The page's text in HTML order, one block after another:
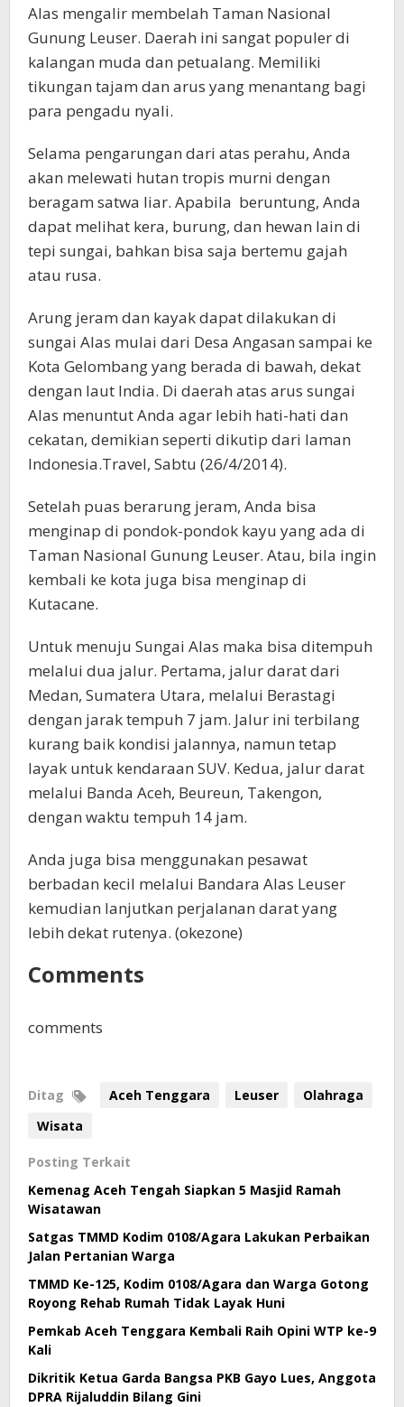
Alas mengalir membelah Taman Nasional
Gunung Leuser. Daerah ini sangat populer di
kalangan muda dan petualang. Memiliki
tikungan tajam dan arus yang menantang bagi
para pengadu nyali.
Selama pengarungan dari atas perahu, Anda
akan melewati hutan tropis murni dengan
beragam satwa liar. Apabila beruntung, Anda
dapat melihat kera, burung, dan hewan lain di
tepi sungai, bahkan bisa saja bertemu gajah
atau rusa.
Arung jeram dan kayak dapat dilakukan di
sungai Alas mulai dari Desa Angasan sampai ke
Kota Gelombang yang berada di bawah, dekat
dengan laut India. Di daerah atas arus sungai
Alas menuntut Anda agar lebih hati-hati dan
cekatan, demikian seperti dikutip dari laman
Indonesia.Travel, Sabtu (26/4/2014).
Setelah puas berarung jeram, Anda bisa
menginap di pondok-pondok kayu yang ada di
Taman Nasional Gunung Leuser. Atau, bila ingin
kembali ke kota juga bisa menginap di
Kutacane.
Untuk menuju Sungai Alas maka bisa ditempuh
melalui dua jalur. Pertama, jalur darat dari
Medan, Sumatera Utara, melalui Berastagi
dengan jarak tempuh 7 jam. Jalur ini terbilang
kurang baik kondisi jalannya, namun tetap
layak untuk kendaraan SUV. Kedua, jalur darat
melalui Banda Aceh, Beureun, Takengon,
dengan waktu tempuh 14 jam.
Anda juga bisa menggunakan pesawat
berbadan kecil melalui Bandara Alas Leuser
kemudian lanjutkan perjalanan darat yang
lebih dekat rutenya. (okezone)
Comments
comments
Ditag Aceh Tenggara Leuser
Olahraga
Wisata
Posting Terkait
Kemenag Aceh Tengah Siapkan 5 Masjid Ramah
Wisatawan
Satgas TMMD Kodim 0108/Agara Lakukan Perbaikan
Jalan Pertanian Warga
TMMD Ke-125, Kodim 0108/Agara dan Warga Gotong
Royong Rehab Rumah Tidak Layak Huni
Pemkab Aceh Tenggara Kembali Raih Opini WTP ke-9
Kali
Dikritik Ketua Garda Bangsa PKB Gayo Lues, Anggota
DPRA Rijaluddin Bilang Gini